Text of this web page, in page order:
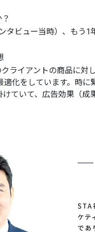
ビュー当時）、もう1
ライアントの商品に
化をしています。時
ていて、広告効果（成